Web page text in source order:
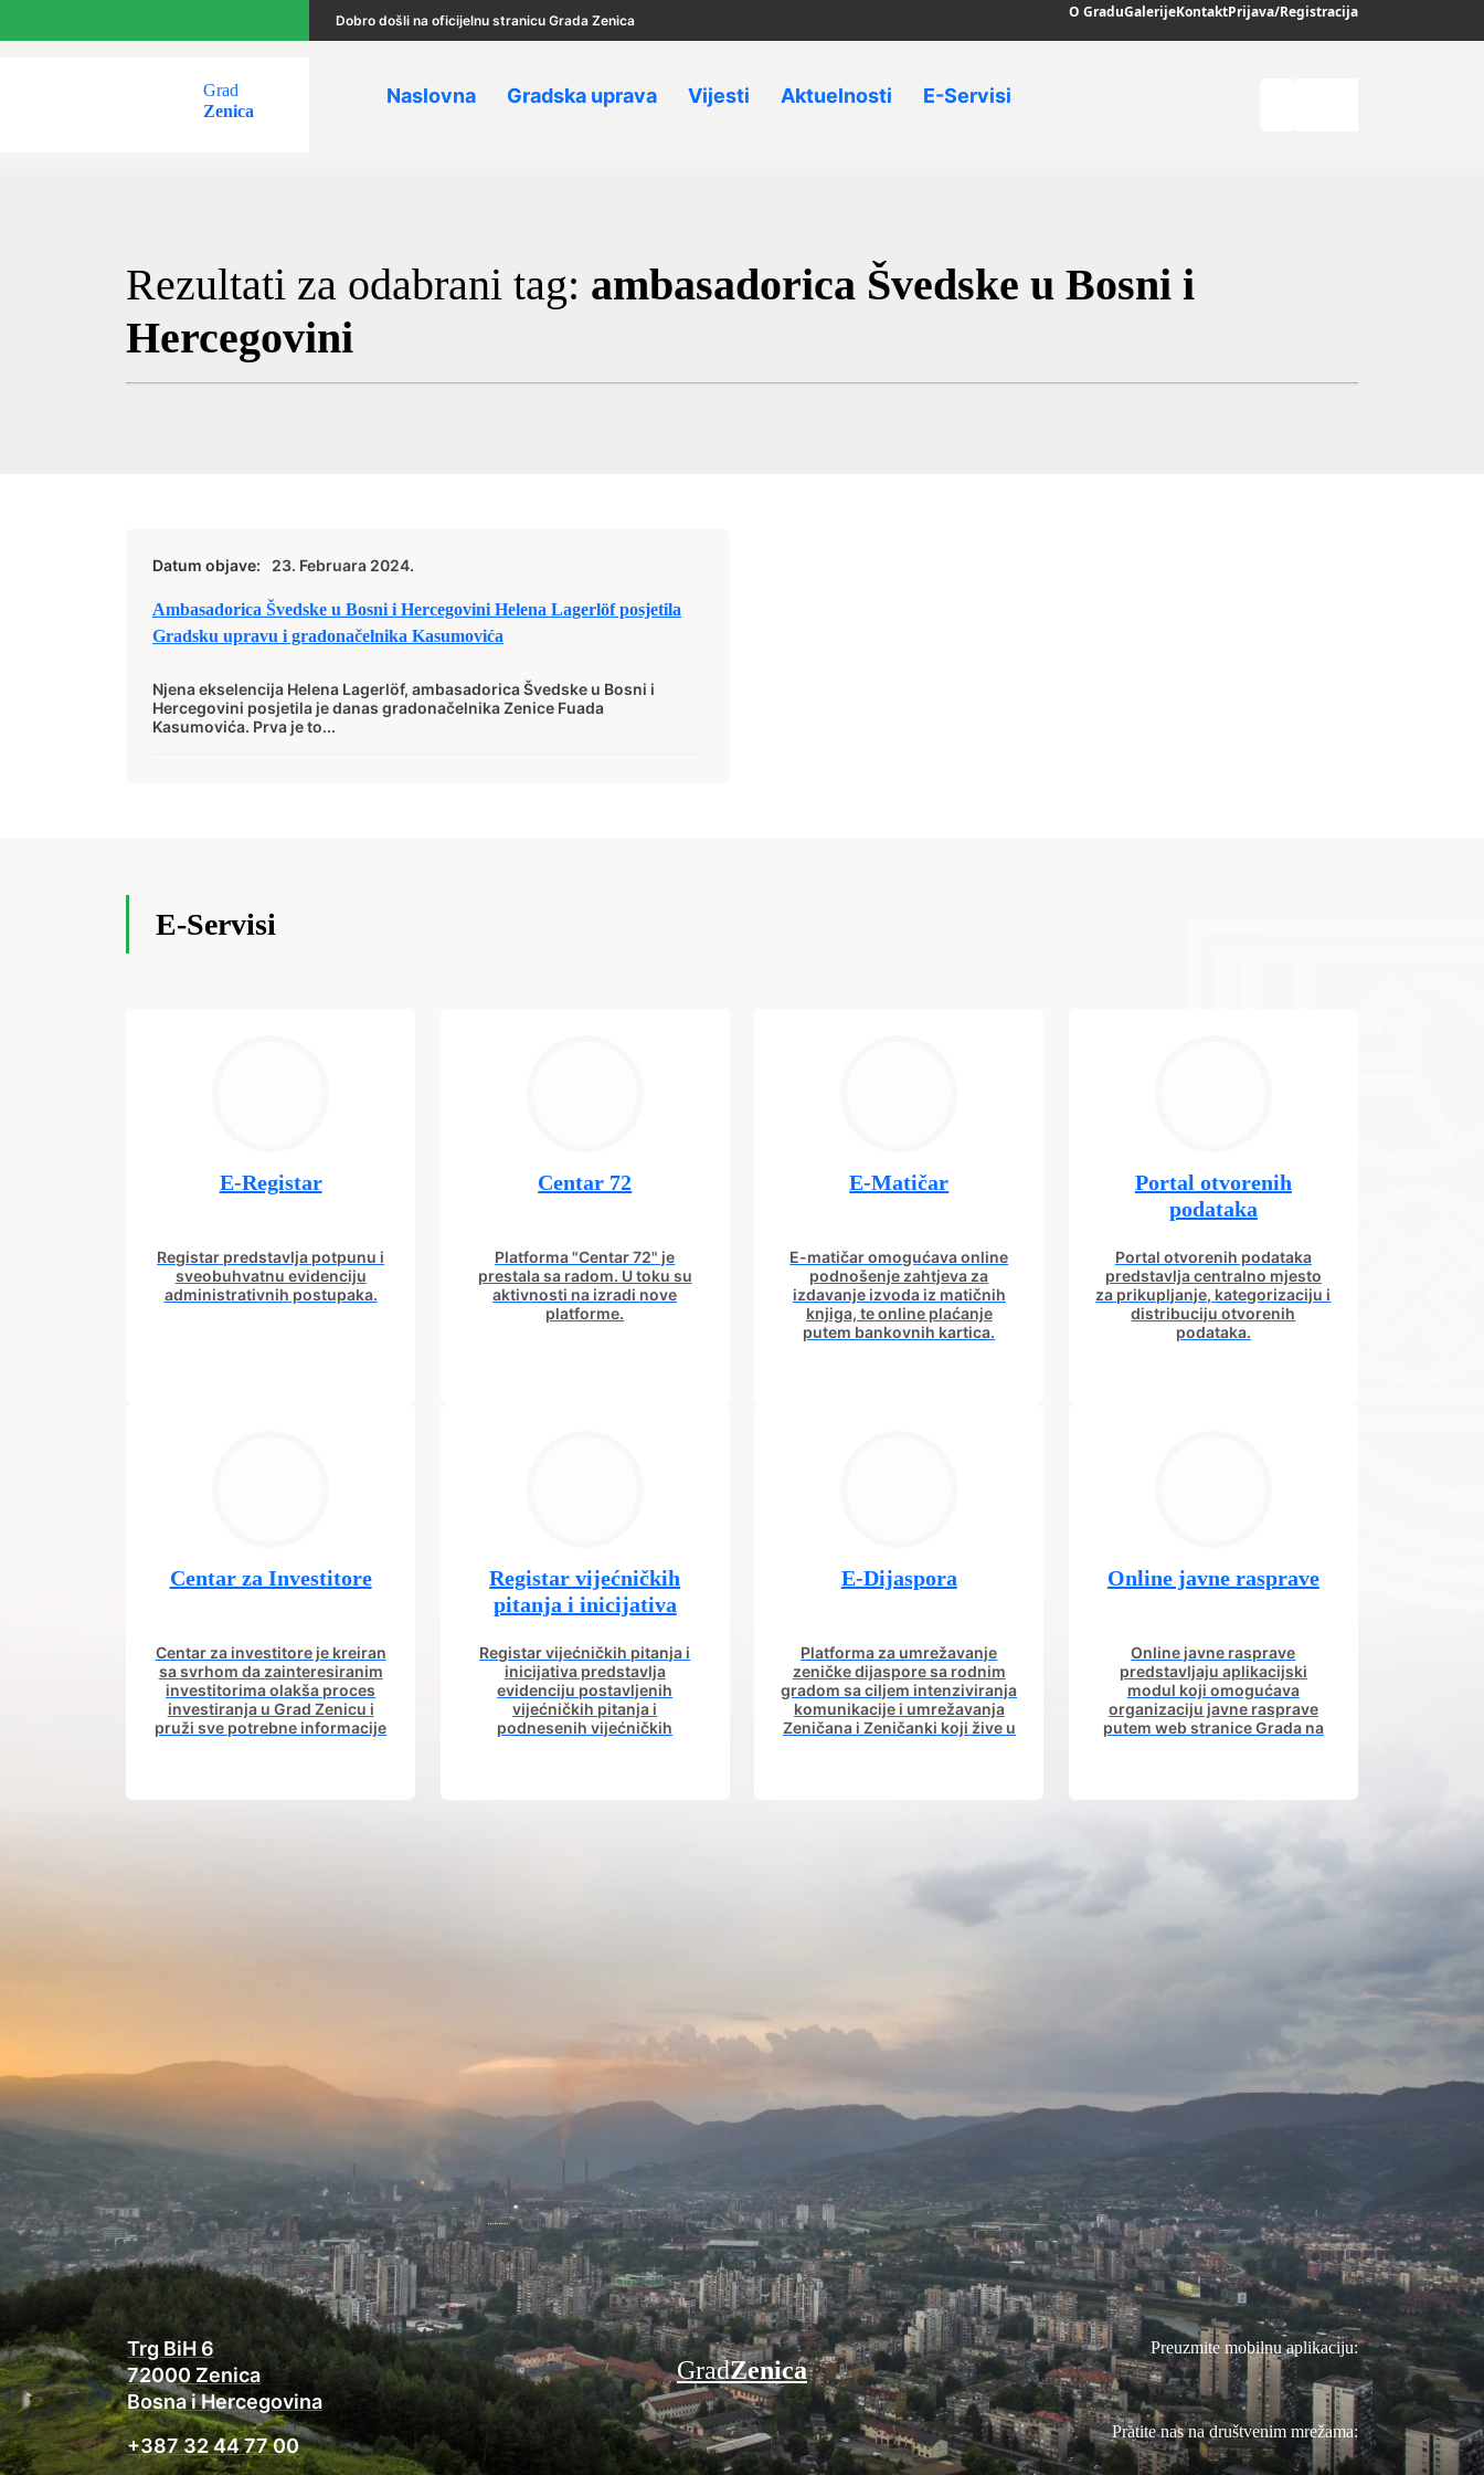
Dobro došli na oficijelnu stranicu Grada Zenica O GraduGalerijeKontaktPrijava/Registracija
Grad
Zenica
Naslovna Gradska uprava Vijesti Aktuelnosti E-Servisi
Rezultati za odabrani tag: ambasadorica Švedske u Bosni i
Hercegovini
Datum objave: 23. Februara 2024.
Ambasadorica Švedske u Bosni i Hercegovini Helena Lagerlöf posjetila
Gradsku upravu i gradonačelnika Kasumovića
Njena ekselencija Helena Lagerlöf, ambasadorica Švedske u Bosni i
Hercegovini posjetila je danas gradonačelnika Zenice Fuada
Kasumovića. Prva je to...
E-Servisi
E-Registar
Registar predstavlja potpunu i
sveobuhvatnu evidenciju
administrativnih postupaka.
Centar 72
Platforma "Centar 72" je
prestala sa radom. U toku su
aktivnosti na izradi nove
platforme.
E-Matičar
E-matičar omogućava online
podnošenje zahtjeva za
izdavanje izvoda iz matičnih
knjiga, te online plaćanje
putem bankovnih kartica.
Portal otvorenih
podataka
Portal otvorenih podataka
predstavlja centralno mjesto
za prikupljanje, kategorizaciju i
distribuciju otvorenih
podataka.
Centar za Investitore
Centar za investitore je kreiran
sa svrhom da zainteresiranim
investitorima olakša proces
investiranja u Grad Zenicu i
pruži sve potrebne informacije
Registar vijećničkih
pitanja i inicijativa
Registar vijećničkih pitanja i
inicijativa predstavlja
evidenciju postavljenih
vijećničkih pitanja i
podnesenih vijećničkih
E-Dijaspora
Platforma za umrežavanje
zeničke dijaspore sa rodnim
gradom sa ciljem intenziviranja
komunikacije i umrežavanja
Zeničana i Zeničanki koji žive u
Online javne rasprave
Online javne rasprave
predstavljaju aplikacijski
modul koji omogućava
organizaciju javne rasprave
putem web stranice Grada na
Trg BiH 6
72000 Zenica
Bosna i Hercegovina
+387 32 44 77 00
GradZenica
Preuzmite mobilnu aplikaciju:
Pratite nas na društvenim mrežama: